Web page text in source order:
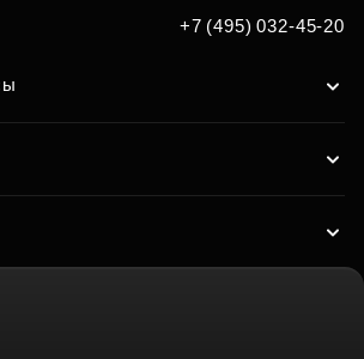
+7 (495) 032-45-20